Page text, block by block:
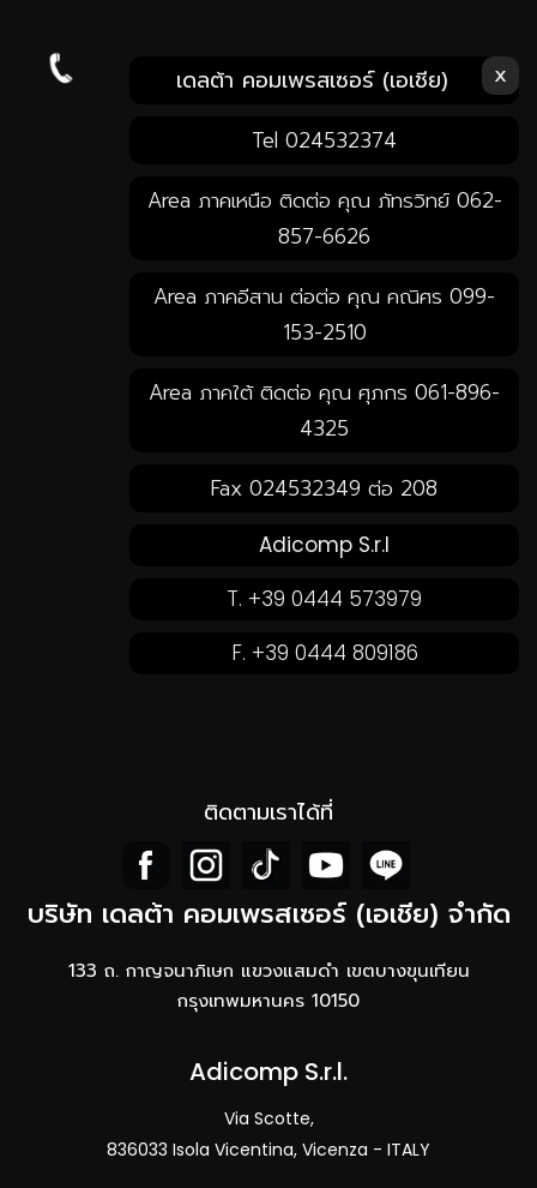
โทรหาเรา คลิก! x
เดลต้า คอมเพรสเซอร์ (เอเชีย)
Tel 024532374
Area ภาคเหนือ ติดต่อ คุณ ภัทรวิทย์ 062-
857-6626
Area ภาคอีสาน ต่อต่อ คุณ คณิศร 099-
153-2510
Area ภาคใต้ ติดต่อ คุณ ศุภกร 061-896-
4325
Fax 024532349 ต่อ 208
Adicomp S.r.l
T. +39 0444 573979
F. +39 0444 809186
ติดตามเราได้ที่
บริษัท เดลต้า คอมเพรสเซอร์ (เอเชีย) จำกัด
133 ถ. กาญจนาภิเษก แขวงแสมดำ เขตบางขุนเทียน
กรุงเทพมหานคร 10150
Adicomp S.r.l.​
Via Scotte,
836033 Isola Vicentina, Vicenza - ITALY